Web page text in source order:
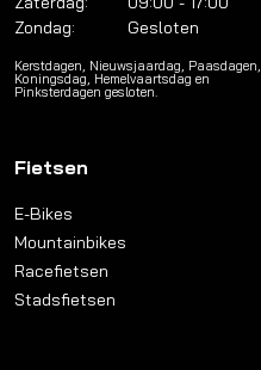
Zondag:
Gesloten
Kerstdagen, Nieuwsjaardag, Paasdagen,
Koningsdag, Hemelvaartsdag en
Pinksterdagen gesloten.
Fietsen
E-Bikes
Mountainbikes
Racefietsen
Stadsfietsen